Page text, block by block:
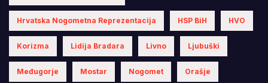
Hrvatska Nogometna Reprezentacija HSP BiH HVO
Korizma Lidija Bradara Livno Ljubuški
Međugorje Mostar Nogomet Orašje